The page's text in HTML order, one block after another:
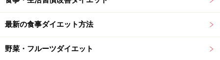
1. 熱したフライパンでベーコンを焼き、細かく刻んだ玉
ねぎを加えてあめ色になるまで炒める。
2. しめじ、ほうれん草を加えて炒め、材料を均等にばら
す。
最新の食事ダイエット方法
野菜・フルーツダイエット